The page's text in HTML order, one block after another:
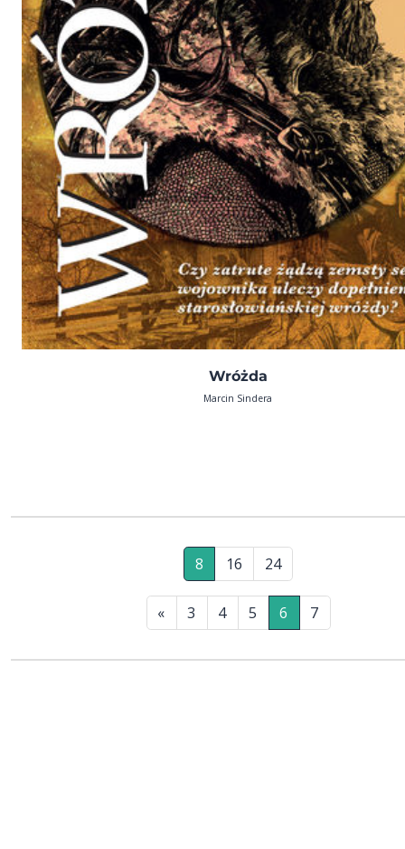
Wróżda
Marcin Sindera
8 16 24
« 3 4 5 6 7